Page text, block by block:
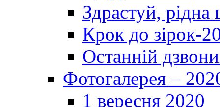
Здрастуй,
Крок до зірок-
Останній
Фотогалерея –
1 вересня 2020